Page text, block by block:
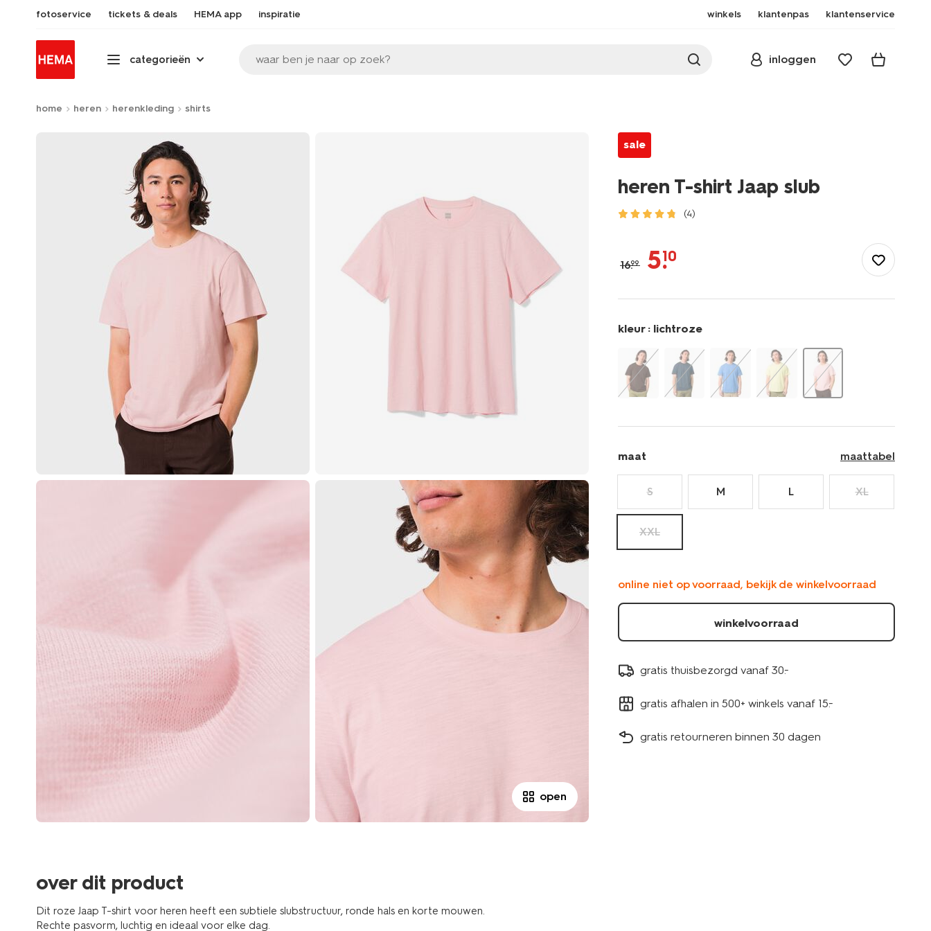
fotoservice tickets & deals HEMA app inspiratie winkels klantenpas klantenservice
categorieën waar ben je naar op zoek? inloggen
home heren herenkleding shirts
open
over dit product
Dit roze Jaap T-shirt voor heren heeft een subtiele slubstructuur, ronde hals en korte mouwen.
Rechte pasvorm, luchtig en ideaal voor elke dag.
sale
heren T-shirt Jaap slub
(4)
shirt-
16.99 5.
10
kleur : lichtroze
maat maattabel
S M L XL
XXL
online niet op voorraad, bekijk de winkelvoorraad
winkelvoorraad
gratis thuisbezorgd vanaf 30.-
gratis afhalen in 500+ winkels vanaf 15.-
gratis retourneren binnen 30 dagen